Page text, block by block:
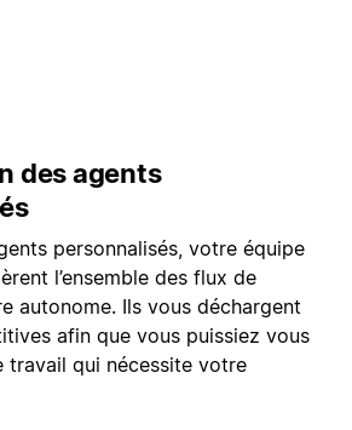
des agents
personnalisés, votre équipe
l’ensemble des flux de
autonome. Ils vous déchargent
afin que vous puissiez vous
travail qui nécessite votre